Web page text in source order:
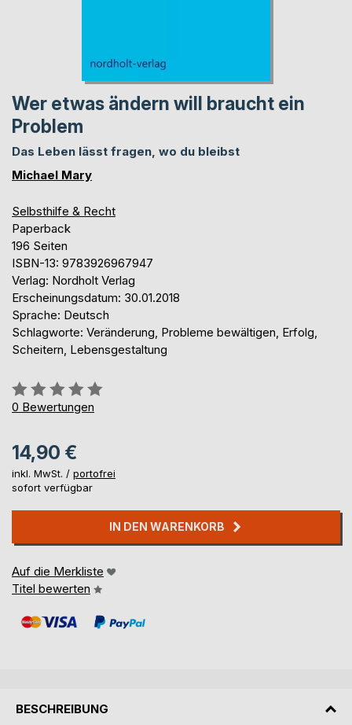
Wer etwas ändern will braucht ein
Problem
Das Leben lässt fragen, wo du bleibst
Michael Mary
Selbsthilfe & Recht
Paperback
196 Seiten
ISBN-13: 9783926967947
Verlag: Nordholt Verlag
Erscheinungsdatum: 30.01.2018
Sprache: Deutsch
Schlagworte: Veränderung, Probleme bewältigen, Erfolg,
Scheitern, Lebensgestaltung
Bewertung::
0%
0 Bewertungen
14,90 €
inkl. MwSt. / portofrei
sofort verfügbar
IN DEN WARENKORB
Auf die Merkliste
Titel bewerten
BESCHREIBUNG